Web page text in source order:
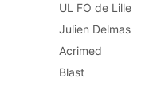
UL FO de Lille
Julien Delmas
Acrimed
Blast